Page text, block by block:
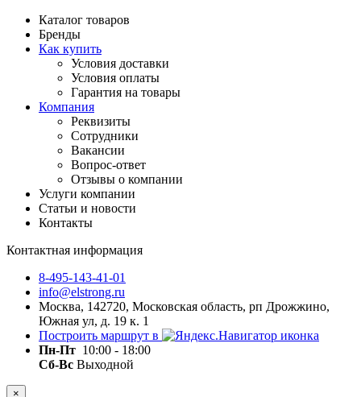
Каталог товаров
Бренды
Как купить
Условия доставки
Условия оплаты
Гарантия на товары
Компания
Реквизиты
Сотрудники
Вакансии
Вопрос-ответ
Отзывы о компании
Услуги компании
Статьи и новости
Контакты
Контактная информация
8-495-143-41-01
info@elstrong.ru
Москва, 142720, Московская область, рп Дрожжино,
Южная ул, д. 19 к. 1
Построить маршрут в
Пн-Пт 10:00 - 18:00
Сб-Вс Выходной
×